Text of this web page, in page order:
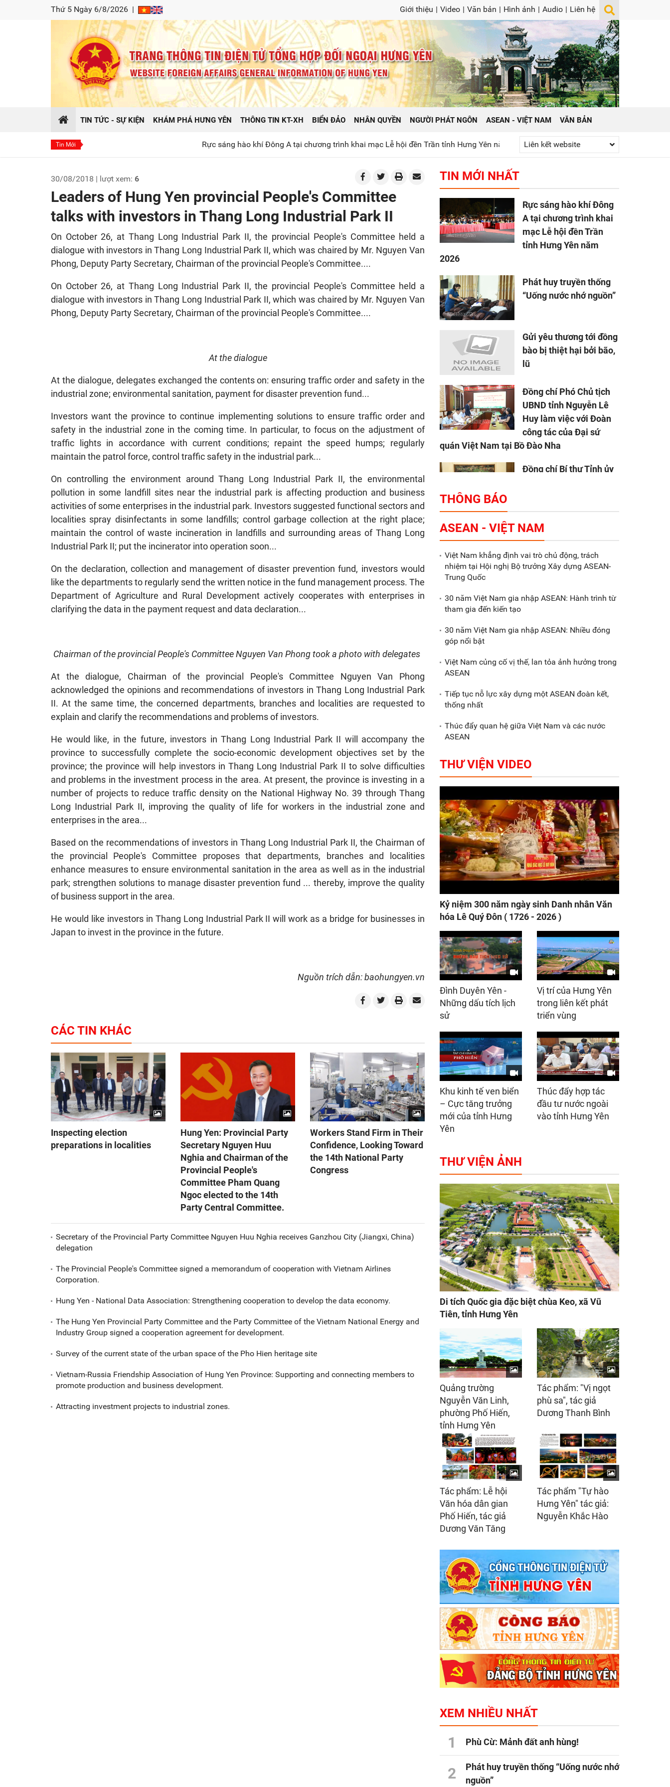
Thứ 5 Ngày 6/8/2026 | Giới thiệu | Video | Văn bản | Hình ảnh | Audio | Liên hệ
TIN TỨC - SỰ KIỆN KHÁM PHÁ HƯNG YÊN THÔNG TIN KT-XH BIỂN ĐẢO NHÂN QUYỀN NGƯỜI PHÁT NGÔN ASEAN - VIỆT NAM VĂN BẢN
Tin Mới Rực sáng hào khí Đông A tại chương trình khai mạc Lễ hội đền Trần tỉnh Hưng Yên năm 2026 Phát huy truyền thống “Uống nước nhớ nguồn”
Liên kết website
30/08/2018 | lượt xem: 6
Leaders of Hung Yen provincial People's Committee
talks with investors in Thang Long Industrial Park II
On October 26, at Thang Long Industrial Park II, the provincial People's Committee held a
dialogue with investors in Thang Long Industrial Park II, which was chaired by Mr. Nguyen Van
Phong, Deputy Party Secretary, Chairman of the provincial People's Committee....
On October 26, at Thang Long Industrial Park II, the provincial People's Committee held a
dialogue with investors in Thang Long Industrial Park II, which was chaired by Mr. Nguyen Van
Phong, Deputy Party Secretary, Chairman of the provincial People's Committee....
At the dialogue
At the dialogue, delegates exchanged the contents on: ensuring traffic order and safety in the
industrial zone; environmental sanitation, payment for disaster prevention fund...
Investors want the province to continue implementing solutions to ensure traffic order and
safety in the industrial zone in the coming time. In particular, to focus on the adjustment of
traffic lights in accordance with current conditions; repaint the speed humps; regularly
maintain the patrol force, control traffic safety in the industrial park...
On controlling the environment around Thang Long Industrial Park II, the environmental
pollution in some landfill sites near the industrial park is affecting production and business
activities of some enterprises in the industrial park. Investors suggested functional sectors and
localities spray disinfectants in some landfills; control garbage collection at the right place;
maintain the control of waste incineration in landfills and surrounding areas of Thang Long
Industrial Park II; put the incinerator into operation soon...
On the declaration, collection and management of disaster prevention fund, investors would
like the departments to regularly send the written notice in the fund management process. The
Department of Agriculture and Rural Development actively cooperates with enterprises in
clarifying the data in the payment request and data declaration...
Chairman of the provincial People's Committee Nguyen Van Phong took a photo with delegates
At the dialogue, Chairman of the provincial People's Committee Nguyen Van Phong
acknowledged the opinions and recommendations of investors in Thang Long Industrial Park
II. At the same time, the concerned departments, branches and localities are requested to
explain and clarify the recommendations and problems of investors.
He would like, in the future, investors in Thang Long Industrial Park II will accompany the
province to successfully complete the socio-economic development objectives set by the
province; the province will help investors in Thang Long Industrial Park II to solve difficulties
and problems in the investment process in the area. At present, the province is investing in a
number of projects to reduce traffic density on the National Highway No. 39 through Thang
Long Industrial Park II, improving the quality of life for workers in the industrial zone and
enterprises in the area...
Based on the recommendations of investors in Thang Long Industrial Park II, the Chairman of
the provincial People's Committee proposes that departments, branches and localities
enhance measures to ensure environmental sanitation in the area as well as in the industrial
park; strengthen solutions to manage disaster prevention fund ... thereby, improve the quality
of business support in the area.
He would like investors in Thang Long Industrial Park II will work as a bridge for businesses in
Japan to invest in the province in the future.
Nguồn trích dẫn: baohungyen.vn
CÁC TIN KHÁC
Inspecting election
preparations in localities
Hung Yen: Provincial Party
Secretary Nguyen Huu
Nghia and Chairman of the
Provincial People's
Committee Pham Quang
Ngoc elected to the 14th
Party Central Committee.
Workers Stand Firm in Their
Confidence, Looking Toward
the 14th National Party
Congress
Secretary of the Provincial Party Committee Nguyen Huu Nghia receives Ganzhou City (Jiangxi, China)
delegation
The Provincial People's Committee signed a memorandum of cooperation with Vietnam Airlines
Corporation.
Hung Yen - National Data Association: Strengthening cooperation to develop the data economy.
The Hung Yen Provincial Party Committee and the Party Committee of the Vietnam National Energy and
Industry Group signed a cooperation agreement for development.
Survey of the current state of the urban space of the Pho Hien heritage site
Vietnam-Russia Friendship Association of Hung Yen Province: Supporting and connecting members to
promote production and business development.
Attracting investment projects to industrial zones.
TIN MỚI NHẤT
Rực sáng hào khí Đông
A tại chương trình khai
mạc Lễ hội đền Trần
tỉnh Hưng Yên năm
2026
Phát huy truyền thống
“Uống nước nhớ nguồn”
Gửi yêu thương tới đồng
bào bị thiệt hại bởi bão,
lũ
Đồng chí Phó Chủ tịch
UBND tỉnh Nguyễn Lê
Huy làm việc với Đoàn
công tác của Đại sứ
quán Việt Nam tại Bồ Đào Nha
Đồng chí Bí thư Tỉnh ủy
đoàn Makara Capital
Partners
nước 9 tháng đầu năm
2025 đạt trên 70.600 tỷ
các doanh nghiệp,
doanh nghiệp
THÔNG BÁO
ASEAN - VIỆT NAM
Việt Nam khẳng định vai trò chủ động, trách
nhiệm tại Hội nghị Bộ trưởng Xây dựng ASEAN-
Trung Quốc
30 năm Việt Nam gia nhập ASEAN: Hành trình từ
tham gia đến kiến tạo
30 năm Việt Nam gia nhập ASEAN: Nhiều đóng
góp nổi bật
Việt Nam củng cố vị thế, lan tỏa ảnh hưởng trong
ASEAN
Tiếp tục nỗ lực xây dựng một ASEAN đoàn kết,
thống nhất
Thúc đẩy quan hệ giữa Việt Nam và các nước
ASEAN
THƯ VIỆN VIDEO
Kỷ niệm 300 năm ngày sinh Danh nhân Văn
hóa Lê Quý Đôn ( 1726 - 2026 )
Đình Duyên Yên -
Những dấu tích lịch
sử
Vị trí của Hưng Yên
trong liên kết phát
triển vùng
Khu kinh tế ven biển
– Cực tăng trưởng
mới của tỉnh Hưng
Yên
Thúc đẩy hợp tác
đầu tư nước ngoài
vào tỉnh Hưng Yên
THƯ VIỆN ẢNH
Di tích Quốc gia đặc biệt chùa Keo, xã Vũ
Tiên, tỉnh Hưng Yên
Quảng trường
Nguyễn Văn Linh,
phường Phố Hiến,
tỉnh Hưng Yên
Tác phẩm: "Vị ngọt
phù sa", tác giả
Dương Thanh Bình
Tác phẩm: Lễ hội
Văn hóa dân gian
Phố Hiến, tác giả
Dương Văn Tăng
Tác phẩm "Tự hào
Hưng Yên" tác giả:
Nguyễn Khắc Hào
XEM NHIỀU NHẤT
1 Phù Cừ: Mảnh đất anh hùng!
2
Phát huy truyền thống “Uống nước nhớ
nguồn”